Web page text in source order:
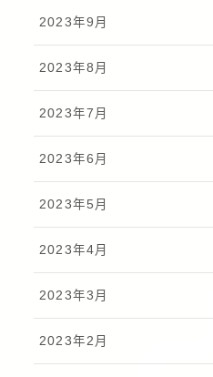
2023年9月
2023年8月
2023年7月
2023年6月
2023年5月
2023年4月
2023年3月
2023年2月